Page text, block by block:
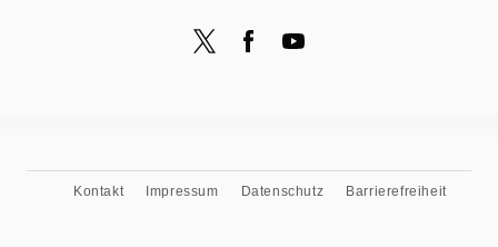
Kontakt Impressum Datenschutz Barrierefreiheit